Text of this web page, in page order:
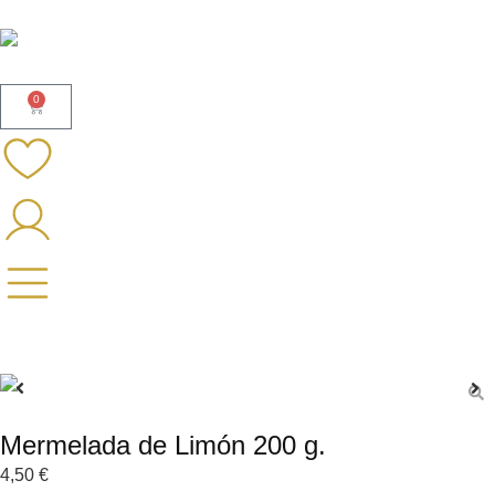
0
Mermelada de Limón 200 g.
4,50 €